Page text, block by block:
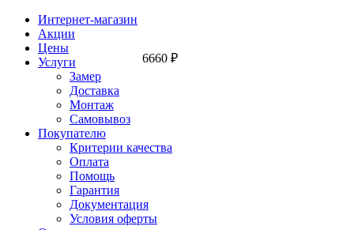
Интернет-магазин
Акции
Цены
Услуги
Замер
Доставка
Монтаж
Самовывоз
Покупателю
Критерии качества
Оплата
Помощь
Гарантия
Документация
Условия оферты
6660 ₽